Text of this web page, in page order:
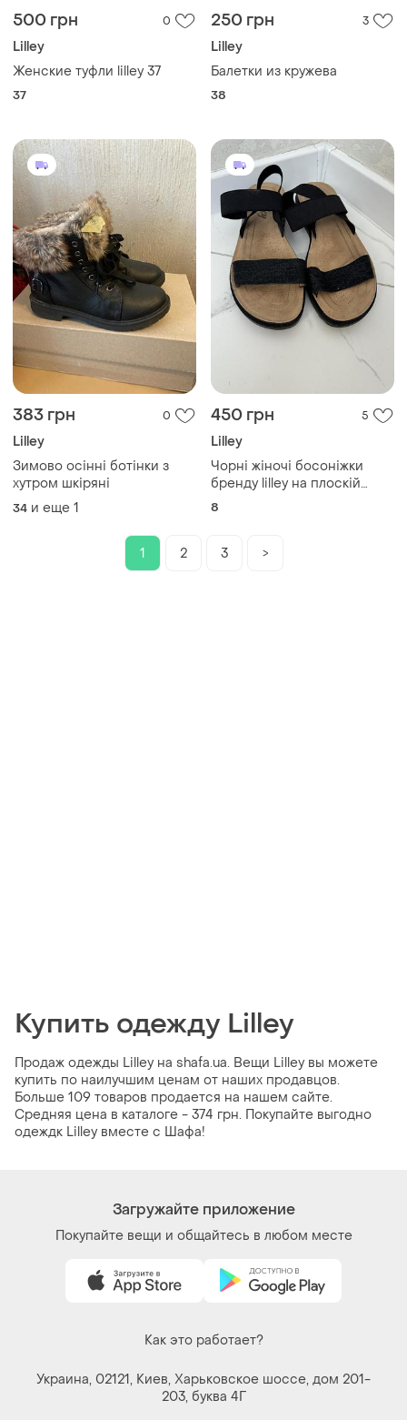
500 грн 0
Lilley
Женские туфли lilley 37
37
250 грн 3
Lilley
Балетки из кружева
38
383 грн 0
Lilley
Зимово осінні ботінки з
хутром шкіряні
34 и еще 1
450 грн 5
Lilley
Чорні жіночі босоніжки
бренду lilley на плоскій
підошві
8
1 2 3 >
Купить одежду Lilley
Продаж одежды Lilley на shafa.ua. Вещи Lilley вы можете
купить по наилучшим ценам от наших продавцов.
Больше 109 товаров продается на нашем сайте.
Средняя цена в каталоге - 374 грн. Покупайте выгодно
одеждк Lilley вместе с Шафа!
Загружайте приложение
Покупайте вещи и общайтесь в любом месте
Как это работает?
Украина, 02121, Киев, Харьковское шоссе, дом 201-
203, буква 4Г